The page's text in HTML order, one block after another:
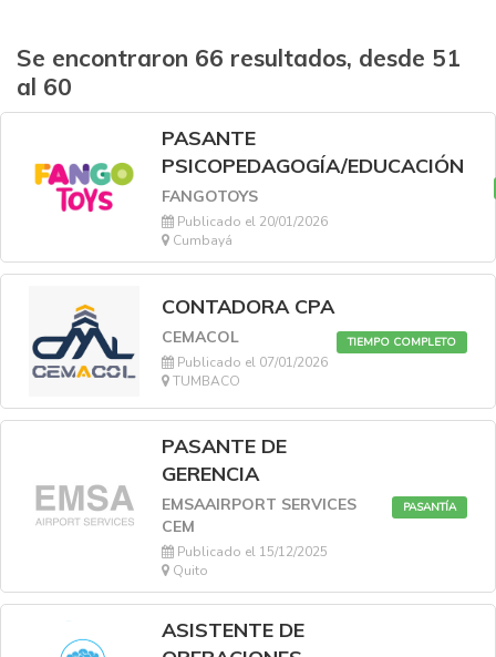
Se encontraron 66 resultados, desde 51
al 60
PASANTE
PSICOPEDAGOGÍA/EDUCACIÓN
FANGOTOYS
Publicado el 20/01/2026
Cumbayá
CONTADORA CPA
CEMACOL
Publicado el 07/01/2026
TUMBACO
TIEMPO COMPLETO
PASANTE DE
GERENCIA
EMSAAIRPORT SERVICES
CEM
Publicado el 15/12/2025
Quito
PASANTÍA
ASISTENTE DE